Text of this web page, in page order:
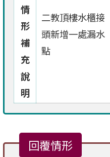
情
形
補
充
說
明
二教頂樓水櫃接
頭新增一處漏水
點
回覆情形